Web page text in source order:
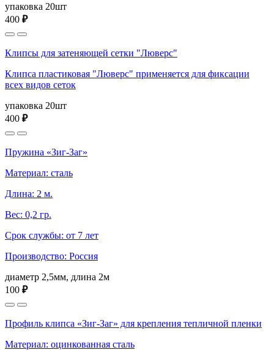
упаковка 20шт
400 ₽
Клипсы для затеняющей сетки "Люверс"
Клипса пластиковая "Люверс" применяется для фиксации
всех видов сеток
упаковка 20шт
400 ₽
Пружина «Зиг-Заг»
Материал: сталь
Длина: 2 м.
Вес: 0,2 гр.
Срок службы: от 7 лет
Производство: Россия
диаметр 2,5мм, длина 2м
100 ₽
Профиль клипса «Зиг-Заг» для крепления тепличной пленки
Материал: оцинкованная сталь